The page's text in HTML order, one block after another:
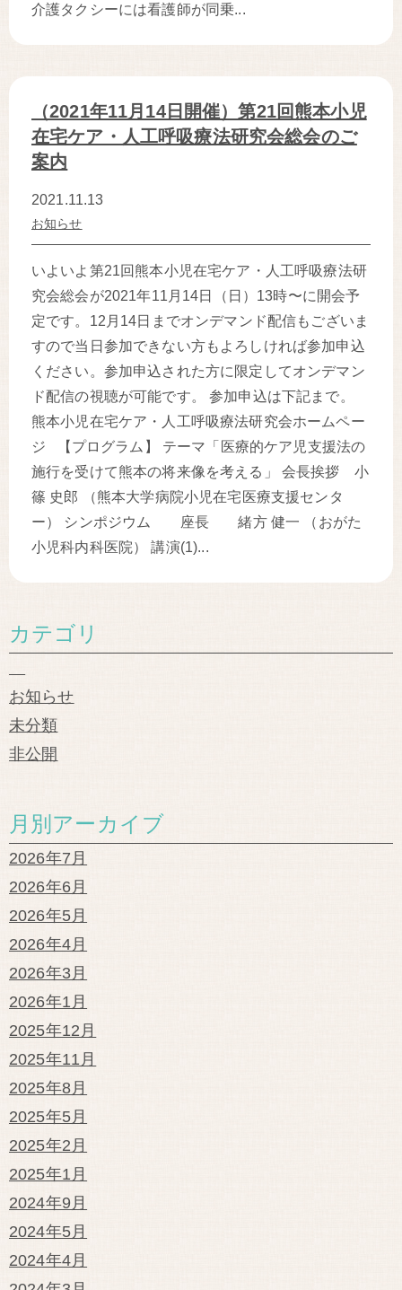
介護タクシーには看護師が同乗...
（2021年11月14日開催）第21回熊本小児
在宅ケア・人工呼吸療法研究会総会のご
案内
2021.11.13
お知らせ
いよいよ第21回熊本小児在宅ケア・人工呼吸療法研
究会総会が2021年11月14日（日）13時〜に開会予
定です。12月14日までオンデマンド配信もございま
すので当日参加できない方もよろしければ参加申込
ください。参加申込された方に限定してオンデマン
ド配信の視聴が可能です。 参加申込は下記まで。
熊本小児在宅ケア・人工呼吸療法研究会ホームペー
ジ 【プログラム】 テーマ「医療的ケア児支援法の
施行を受けて熊本の将来像を考える」 会長挨拶 小
篠 史郎 （熊本大学病院小児在宅医療支援センタ
ー） シンポジウム 座長 緒方 健一 （おがた
小児科内科医院） 講演(1)...
カテゴリ
お知らせ
未分類
非公開
月別アーカイブ
2026年7月
2026年6月
2026年5月
2026年4月
2026年3月
2026年1月
2025年12月
2025年11月
2025年8月
2025年5月
2025年2月
2025年1月
2024年9月
2024年5月
2024年4月